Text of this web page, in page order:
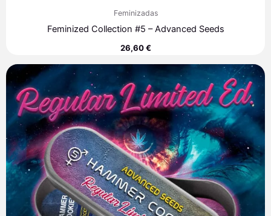
Feminizadas
Feminized Collection #5 – Advanced Seeds
26,60€